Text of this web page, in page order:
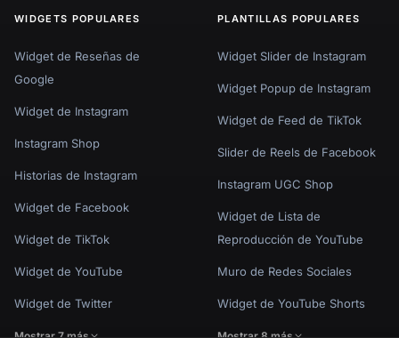
WIDGETS POPULARES
Widget de Reseñas de
Google
Widget de Instagram
Instagram Shop
Historias de Instagram
Widget de Facebook
Widget de TikTok
Widget de YouTube
Widget de Twitter
Mostrar 7 más
PLANTILLAS POPULARES
Widget Slider de Instagram
Widget Popup de Instagram
Widget de Feed de TikTok
Slider de Reels de Facebook
Instagram UGC Shop
Widget de Lista de
Reproducción de YouTube
Muro de Redes Sociales
Widget de YouTube Shorts
Mostrar 8 más